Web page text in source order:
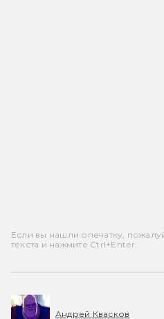
Если вы нашли опечатку,
текста и нажмите Ctrl+Enter.
Андрей Квасков